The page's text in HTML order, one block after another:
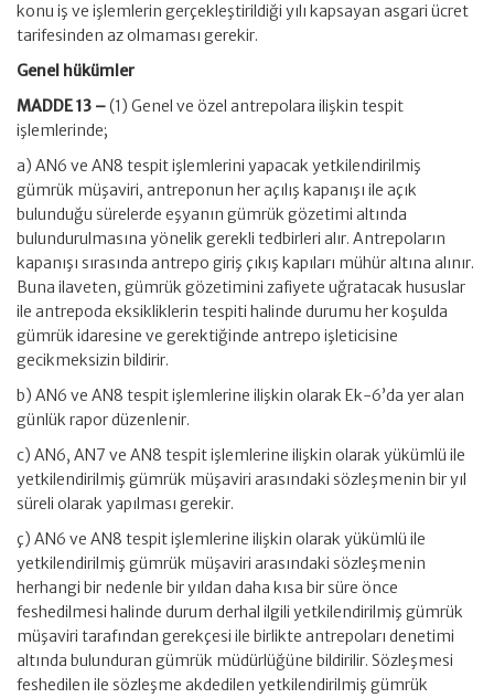
konu iş ve işlemlerin gerçekleştirildiği yılı kapsayan asgari ücret
tarifesinden az olmaması gerekir.
Genel hükümler
MADDE 13 –(1) Genel ve özel antrepolara ilişkin tespit
işlemlerinde;
a) AN6 ve AN8 tespit işlemlerini yapacak yetkilendirilmiş
gümrük müşaviri, antreponun her açılış kapanışı ile açık
bulunduğu sürelerde eşyanın gümrük gözetimi altında
bulundurulmasına yönelik gerekli tedbirleri alır. Antrepoların
kapanışı sırasında antrepo giriş çıkış kapıları mühür altına alınır.
Buna ilaveten, gümrük gözetimini zafiyete uğratacak hususlar
ile antrepoda eksikliklerin tespiti halinde durumu her koşulda
gümrük idaresine ve gerektiğinde antrepo işleticisine
gecikmeksizin bildirir.
b) AN6 ve AN8 tespit işlemlerine ilişkin olarak Ek-6’da yer alan
günlük rapor düzenlenir.
c) AN6, AN7 ve AN8 tespit işlemlerine ilişkin olarak yükümlü ile
yetkilendirilmiş gümrük müşaviri arasındaki sözleşmenin bir yıl
süreli olarak yapılması gerekir.
ç) AN6 ve AN8 tespit işlemlerine ilişkin olarak yükümlü ile
yetkilendirilmiş gümrük müşaviri arasındaki sözleşmenin
herhangi bir nedenle bir yıldan daha kısa bir süre önce
feshedilmesi halinde durum derhal ilgili yetkilendirilmiş gümrük
müşaviri tarafından gerekçesi ile birlikte antrepoları denetimi
altında bulunduran gümrük müdürlüğüne bildirilir. Sözleşmesi
feshedilen ile sözleşme akdedilen yetkilendirilmiş gümrük